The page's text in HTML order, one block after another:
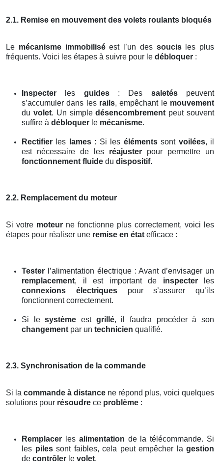
2.1. Remise en mouvement des volets roulants bloqués
Le mécanisme immobiliséest l’un des soucisles plus
fréquents. Voici les étapes à suivre pour le débloquer :
Inspecter les guides: Des saletéspeuvent
s’accumuler dans les rails, empêchant le mouvement
du volet. Un simpledésencombrement peut souvent
suffire à débloquer le mécanisme.
Rectifier les lames: Si les élémentssont voilées, il
est nécessaire de les réajuster pour permettre un
fonctionnement fluide du dispositif.
2.2. Remplacement du moteur
Si votre moteur ne fonctionne plus correctement, voici les
étapes pour réaliser une remise en état efficace :
Tester l’alimentation électrique : Avant d’envisager un
remplacement, il est important de inspecterles
connexions électriquespour s’assurer qu’ils
fonctionnent correctement.
Si lesystème est grillé, il faudra procéder à son
changement par un technicien qualifié.
2.3. Synchronisation de la commande
Si la commande à distance ne répond plus, voici quelques
solutions pour résoudre ce problème :
Remplacer les alimentation de la télécommande. Si
les pilessont faibles, cela peut empêcher la gestion
de contrôler le volet.